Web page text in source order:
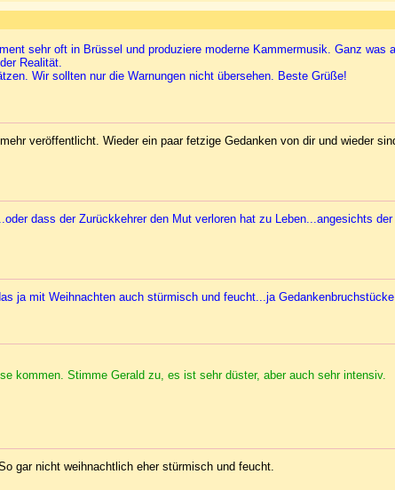
sehr oft in Brüssel und produziere moderne Kammermusik. Ganz was
Realität.
Wir sollten nur die Warnungen nicht übersehen. Beste Grüße!
veröffentlicht. Wieder ein paar fetzige Gedanken von dir und wieder
dass der Zurückkehrer den Mut verloren hat zu Leben...angesichts
ja mit Weihnachten auch stürmisch und feucht...ja
kommen. Stimme Gerald zu, es ist sehr düster, aber auch sehr intensiv.
gar nicht weihnachtlich eher stürmisch und feucht.